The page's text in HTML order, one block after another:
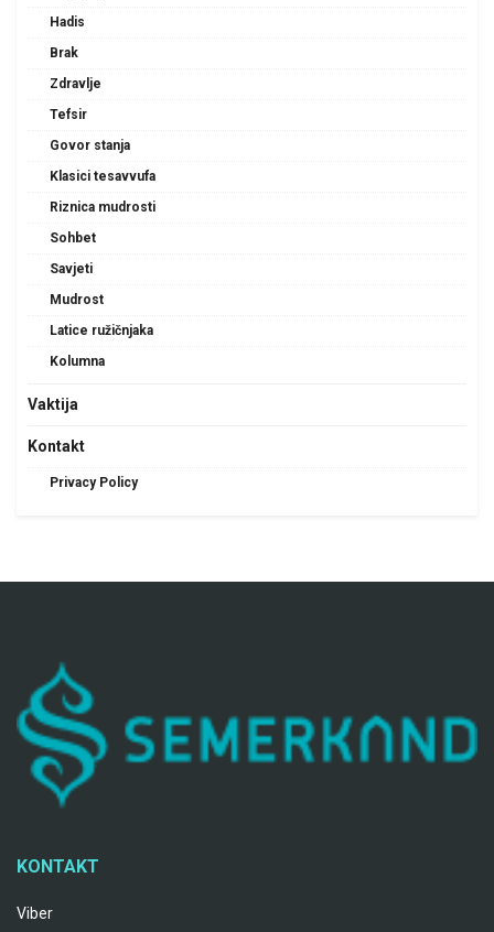
Hadis
Brak
Zdravlje
Tefsir
Govor stanja
Klasici tesavvufa
Riznica mudrosti
Sohbet
Savjeti
Mudrost
Latice ružičnjaka
Kolumna
Vaktija
Kontakt
Privacy Policy
KONTAKT
Viber